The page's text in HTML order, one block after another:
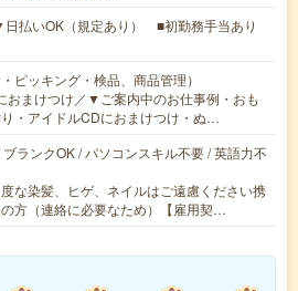
払いOK（規定あり） ■初勤務手当あり
ピッキング・検品、商品管理）
おまけつけ／▼ご案内中のお仕事例・おも
・アイドルCDにおまけつけ・ぬ…
ランクOK / パソコンスキル不要 / 英語力不
な染髪、ヒゲ、ネイルはご遠慮ください携
方（連絡に必要なため）【雇用契…